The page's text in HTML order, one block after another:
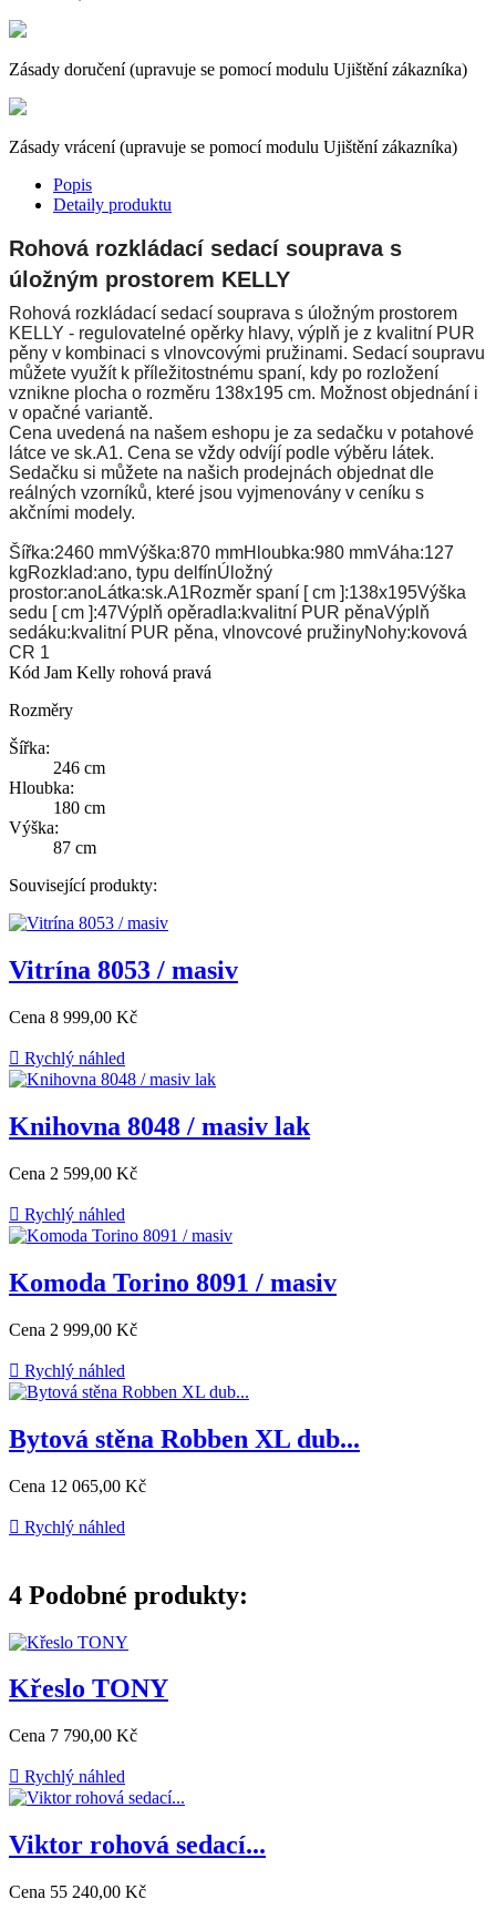
Zásady doručení (upravuje se pomocí modulu Ujištění zákazníka)
Zásady vrácení (upravuje se pomocí modulu Ujištění zákazníka)
Popis
Detaily produktu
Rohová rozkládací sedací souprava s
úložným prostorem KELLY
Rohová rozkládací sedací souprava s úložným prostorem
KELLY - regulovatelné opěrky hlavy, výplň je z kvalitní PUR
pěny v kombinaci s vlnovcovými pružinami. Sedací soupravu
můžete využít k příležitostnému spaní, kdy po rozložení
vznikne plocha o rozměru 138x195 cm. Možnost objednání i
v opačné variantě.
Cena uvedená na našem eshopu je za sedačku v potahové
látce ve sk.A1. Cena se vždy odvíjí podle výběru látek.
Sedačku si můžete na našich prodejnách objednat dle
reálných vzorníků, které jsou vyjmenovány v ceníku s
akčními modely.
Šířka:2460 mmVýška:870 mmHloubka:980 mmVáha:127
kgRozklad:ano, typu delfínÚložný
prostor:anoLátka:sk.A1Rozměr spaní [ cm ]:138x195Výška
sedu [ cm ]:47Výplň opěradla:kvalitní PUR pěnaVýplň
sedáku:kvalitní PUR pěna, vlnovcové pružinyNohy:kovová
CR 1
Kód Jam Kelly rohová pravá
Rozměry
Šířka:
246 cm
Hloubka:
180 cm
Výška:
87 cm
Související produkty:
Vitrína 8053 / masiv
Cena 8 999,00 Kč
 Rychlý náhled
Knihovna 8048 / masiv lak
Cena 2 599,00 Kč
 Rychlý náhled
Komoda Torino 8091 / masiv
Cena 2 999,00 Kč
 Rychlý náhled
Bytová stěna Robben XL dub...
Cena 12 065,00 Kč
 Rychlý náhled
4 Podobné produkty:
Křeslo TONY
Cena 7 790,00 Kč
 Rychlý náhled
Viktor rohová sedací...
Cena 55 240,00 Kč